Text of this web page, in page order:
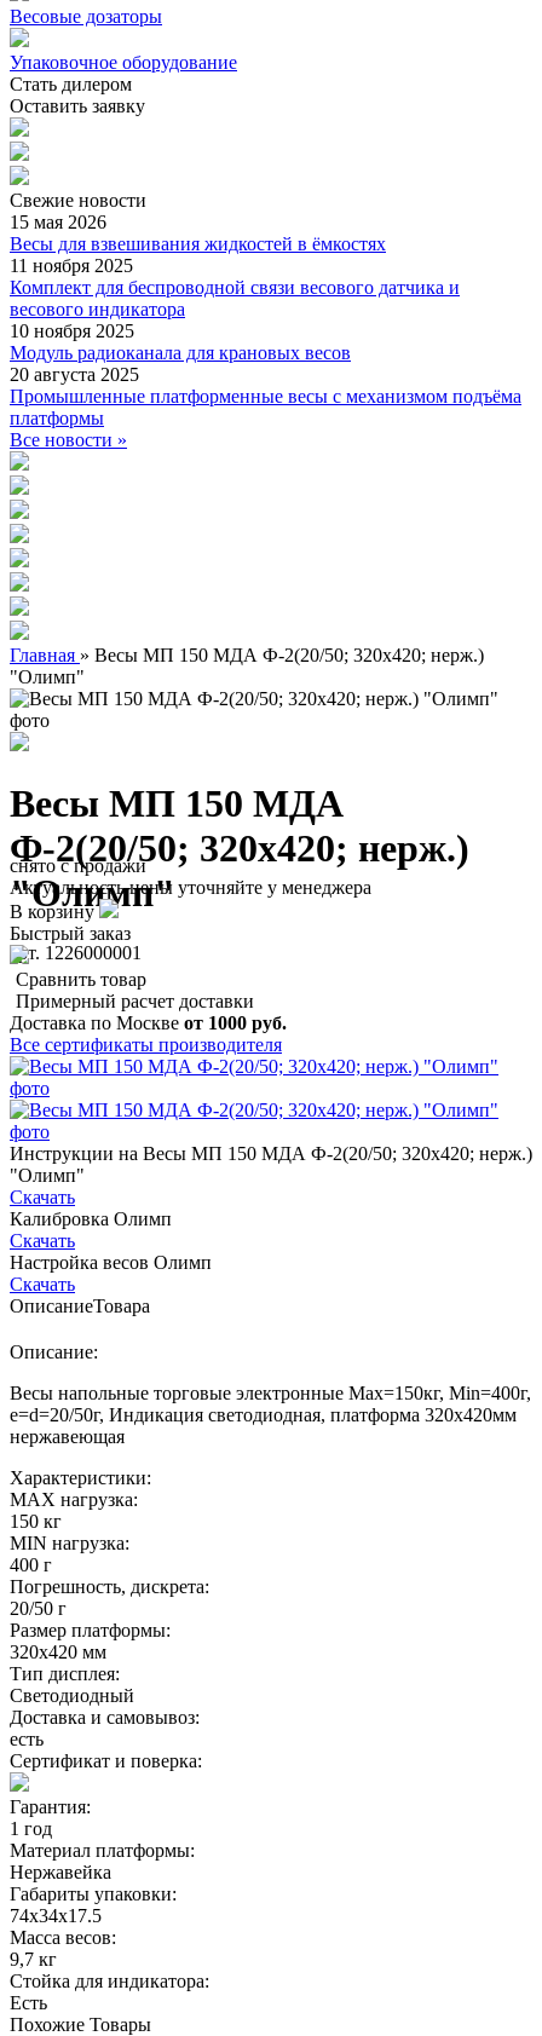
Весовые дозаторы
Упаковочное оборудование
Стать дилером
Оставить заявку
Свежие новости
15 мая 2026
Весы для взвешивания жидкостей в ёмкостях
11 ноября 2025
Комплект для беспроводной связи весового датчика и
весового индикатора
10 ноября 2025
Модуль радиоканала для крановых весов
20 августа 2025
Промышленные платформенные весы с механизмом подъёма
платформы
Все новости »
Главная » Весы МП 150 МДА Ф-2(20/50; 320х420; нерж.)
"Олимп"
Весы МП 150 МДА
Ф-2(20/50; 320х420; нерж.)
"Олимп"
арт. 1226000001
снято с продажи
Актуальность цены уточняйте у менеджера
В корзину
Быстрый заказ
Сравнить товар
Примерный расчет доставки
Доставка по Москве от 1000 руб.
Все сертификаты производителя
Инструкции на Весы МП 150 МДА Ф-2(20/50; 320х420; нерж.)
"Олимп"
Скачать
Калибровка Олимп
Скачать
Настройка весов Олимп
Скачать
ОписаниеТовара
Описание:
Весы напольные торговые электронные Max=150кг, Min=400г,
e=d=20/50г, Индикация светодиодная, платформа 320х420мм
нержавеющая
Характеристики:
MAX нагрузка:
150 кг
MIN нагрузка:
400 г
Погрешность, дискрета:
20/50 г
Размер платформы:
320х420 мм
Тип дисплея:
Светодиодный
Доставка и самовывоз:
есть
Сертификат и поверка:
Гарантия:
1 год
Материал платформы:
Нержавейка
Габариты упаковки:
74x34x17.5
Масса весов:
9,7 кг
Стойка для индикатора:
Есть
Похожие Товары